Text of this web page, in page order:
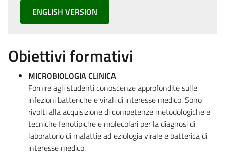
ENGLISH VERSION
Obiettivi formativi
MICROBIOLOGIA CLINICA
Fornire agli studenti conoscenze approfondite sulle
infezioni batteriche e virali di interesse medico. Sono
rivolti alla acquisizione di competenze metodologiche e
tecniche fenotipiche e molecolari per la diagnosi di
laboratorio di malattie ad eziologia virale e batterica di
interesse medico.